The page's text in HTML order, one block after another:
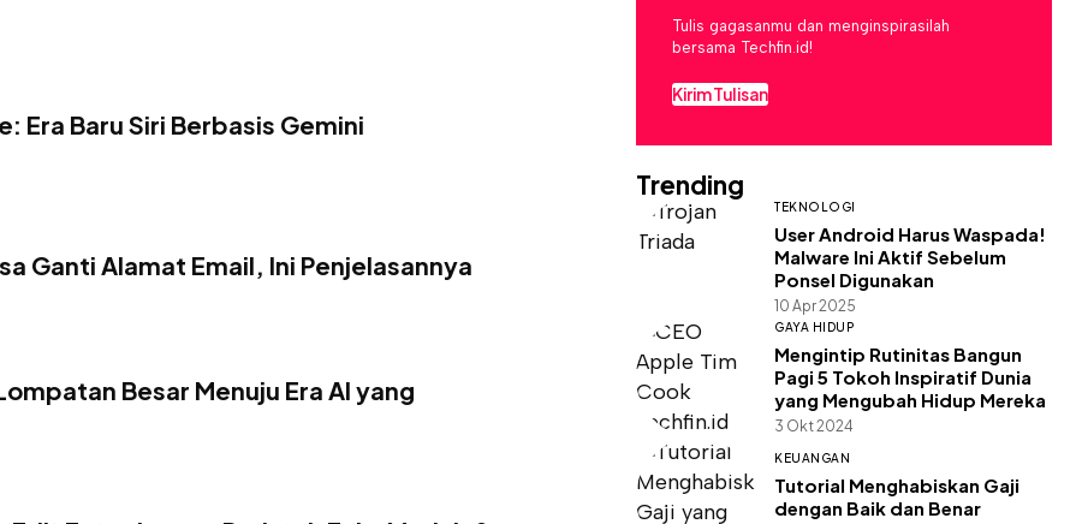
Era Baru Siri Berbasis Gemini
Ganti Alamat Email, Ini Penjelasannya
Besar Menuju Era AI yang
Tulis gagasanmu dan menginspirasilah
bersama Techfin.id!
Kirim Tulisan
Trending
TEKNOLOGI
User Android Harus Waspada!
Malware Ini Aktif Sebelum
Ponsel Digunakan
10 Apr 2025
GAYA HIDUP
Mengintip Rutinitas Bangun
Pagi 5 Tokoh Inspiratif Dunia
yang Mengubah Hidup Mereka
3 Okt 2024
KEUANGAN
Tutorial Menghabiskan Gaji
dengan Baik dan Benar